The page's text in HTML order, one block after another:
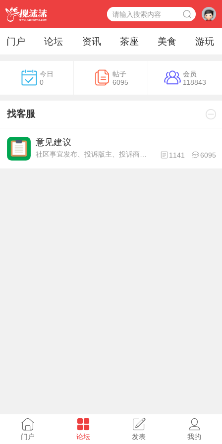
门户 论坛 资讯 茶座 美食 游玩
今日
0
帖子
6095
会员
118843
找客服
意见建议
1141 6095
门户 论坛 发表 我的